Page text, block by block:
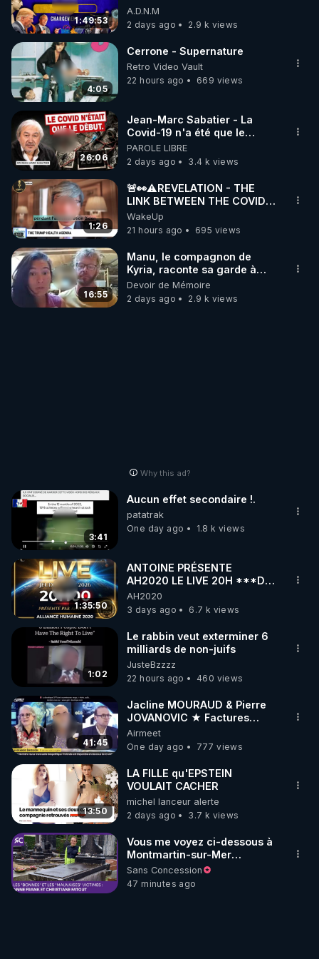
accompagné…
1:49:53
07/08/26
A.D.N.M
2 days ago
2.9 k views
4:05
Cerrone - Supernature
Retro Video Vault
22 hours ago
669 views
26:06
Jean-Marc Sabatier - La
Covid-19 n'a été que le
début - L'ARNm & l'ARNm-aa
jusqu où auront-t-il ?
PAROLE LIBRE
2 days ago
3.4 k views
1:26
🚨👀⚠️REVELATION - THE
LINK BETWEEN THE COVID
VACCINE AND CANCER -LIEN
VACCIN COVID ET CANCER
WakeUp
21 hours ago
695 views
16:55
Manu, le compagnon de
Kyria, raconte sa garde à
vue musclée. PARTAGEZ!
Devoir de Mémoire
2 days ago
2.9 k views
Why this ad?
3:41
Aucun effet secondaire !.
patatrak
One day ago
1.8 k views
1:35:50
ANTOINE PRÉSENTE
AH2020 LE LIVE 20H ***DU
06/08/2026***
AH2020
3 days ago
6.7 k views
1:02
Le rabbin veut exterminer 6
milliards de non-juifs
JusteBzzzz
22 hours ago
460 views
41:45
Jacline MOURAUD & Pierre
JOVANOVIC ★ Factures
Impayées : Où Est Passé Le
Pognon ?
Airmeet
One day ago
777 views
13:50
LA FILLE qu'EPSTEIN
VOULAIT CACHER
michel lanceur alerte
2 days ago
3.7 k views
Vous me voyez ci-dessous à
Montmartin-sur-Mer
(Manche), devant la tombe
de la famille Fatout. J’avais
découvert leur histoire en
Sans Concession
47 minutes ago